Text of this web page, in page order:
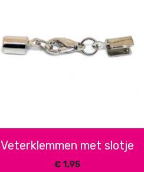
Veterklemmen met slotje
€1,95